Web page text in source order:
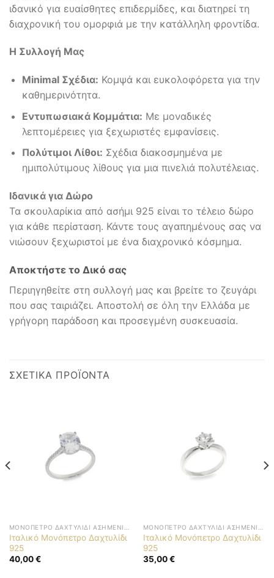
ιδανικό για ευαίσθητες επιδερμίδες, και διατηρεί τη
διαχρονική του ομορφιά με την κατάλληλη φροντίδα.
Η Συλλογή Μας
Minimal Σχέδια: Κομψά και ευκολοφόρετα για την
καθημερινότητα.
Εντυπωσιακά Κομμάτια: Με μοναδικές
λεπτομέρειες για ξεχωριστές εμφανίσεις.
Πολύτιμοι Λίθοι: Σχέδια διακοσμημένα με
ημιπολύτιμους λίθους για μια πινελιά πολυτέλειας.
Ιδανικά για Δώρο
Τα σκουλαρίκια από ασήμι 925 είναι το τέλειο δώρο
για κάθε περίσταση. Κάντε τους αγαπημένους σας να
νιώσουν ξεχωριστοί με ένα διαχρονικό κόσμημα.
Αποκτήστε το Δικό σας
Περιηγηθείτε στη συλλογή μας και βρείτε το ζευγάρι
που σας ταιριάζει. Αποστολή σε όλη την Ελλάδα με
γρήγορη παράδοση και προσεγμένη συσκευασία.
ΣΧΕΤΙΚΆ ΠΡΟΪΌΝΤΑ
Ιταλικό Μονόπετρο Δαχτυλίδι
925
40,00€
Ιταλικό Μονόπετρο Δαχτυλίδι
925
35,00€